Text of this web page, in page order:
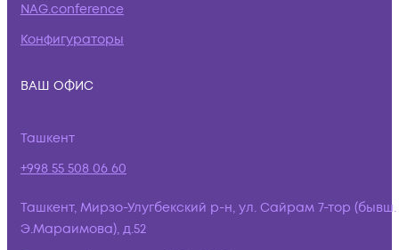
NAG.conference
Конфигураторы
ВАШ ОФИС
Ташкент
+998 55 508 06 60
Ташкент, Мирзо-Улугбекский р-н, ул. Сайрам 7-тор (бывш.
Э.Мараимова), д.52